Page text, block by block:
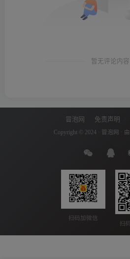
暂无评论内容
冒泡网 免责声明
Copyright © 2024 · 冒泡网 · 由
扫码加微信
扫